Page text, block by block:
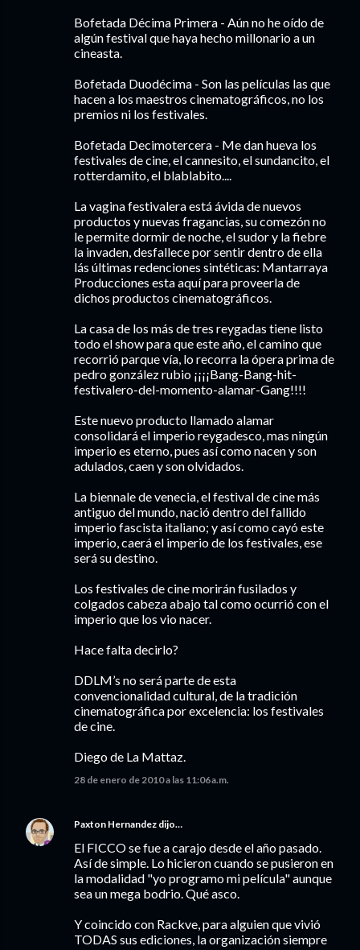
Bofetada Décima Primera - Aún no he oído de
algún festival que haya hecho millonario a un
cineasta.
Bofetada Duodécima - Son las películas las que
hacen a los maestros cinematográficos, no los
premios ni los festivales.
Bofetada Decimotercera - Me dan hueva los
festivales de cine, el cannesito, el sundancito, el
rotterdamito, el blablabito....
La vagina festivalera está ávida de nuevos
productos y nuevas fragancias, su comezón no
le permite dormir de noche, el sudor y la fiebre
la invaden, desfallece por sentir dentro de ella
lás últimas redenciones sintéticas: Mantarraya
Producciones esta aquí para proveerla de
dichos productos cinematográficos.
La casa de los más de tres reygadas tiene listo
todo el show para que este año, el camino que
recorrió parque vía, lo recorra la ópera prima de
pedro gonzález rubio ¡¡¡¡Bang-Bang-hit-
festivalero-del-momento-alamar-Gang!!!!
Este nuevo producto llamado alamar
consolidará el imperio reygadesco, mas ningún
imperio es eterno, pues así como nacen y son
adulados, caen y son olvidados.
La biennale de venecia, el festival de cine más
antiguo del mundo, nació dentro del fallido
imperio fascista italiano; y así como cayó este
imperio, caerá el imperio de los festivales, ese
será su destino.
Los festivales de cine morirán fusilados y
colgados cabeza abajo tal como ocurrió con el
imperio que los vio nacer.
Hace falta decirlo?
DDLM’s no será parte de esta
convencionalidad cultural, de la tradición
cinematográfica por excelencia: los festivales
de cine.
Diego de La Mattaz.
28 de enero de 2010 a las 11:06 a.m.
Paxton Hernandez dijo…
El FICCO se fue a carajo desde el año pasado.
Así de simple. Lo hicieron cuando se pusieron en
la modalidad "yo programo mi película" aunque
sea un mega bodrio. Qué asco.
Y coincido con Rackve, para alguien que vivió
TODAS sus ediciones, la organización siempre